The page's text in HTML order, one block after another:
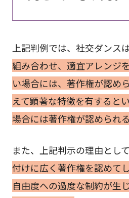
上記判例では、社交ダンスは
組み合わせ、適宜アレンジ
い場合には、著作権が認め
えて顕著な特徴を有すると
場合には著作権が認められる
また、上記判示の理由として
付けに広く著作権を認めて
自由度への過度な制約が生